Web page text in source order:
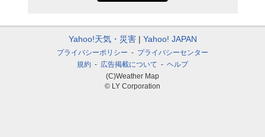
Yahoo!天気・災害 Yahoo! JAPAN
プライバシーポリシー
プライバシーセンター
規約
広告掲載について
ヘルプ
(C)Weather Map
© LY Corporation